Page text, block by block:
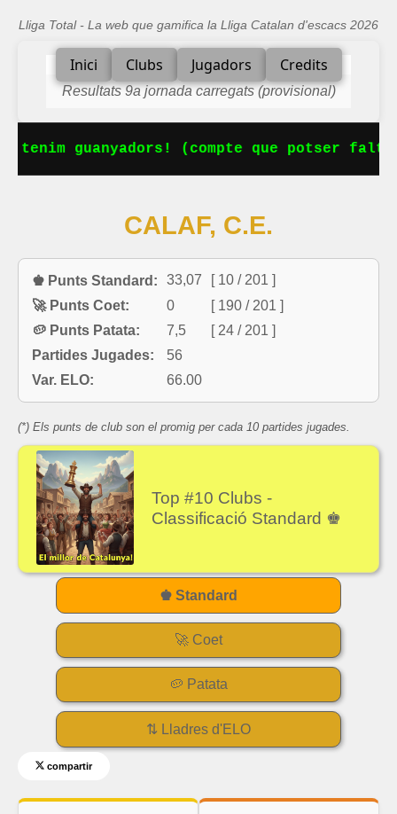
Lliga Total - La web que gamifica la Lliga Catalan d'escacs 2026
Inici Clubs Jugadors Credits
Resultats 9a jornada carregats (provisional)
tenim guanyadors! (compte que potser falta
CALAF, C.E.
♚ Punts Standard: 33,07
[ 10 / 201 ]
🚀 Punts Coet:
0
[ 190 / 201 ]
🥔 Punts Patata:
7,5
[ 24 / 201 ]
Partides Jugades:
56
Var. ELO:
66.00
(*) Els punts de club son el promig per cada 10 partides jugades.
Top #10 Clubs -
Classificació Standard ♚
♚ Standard
🚀 Coet
🥔 Patata
⇅ Lladres d'ELO
compartir